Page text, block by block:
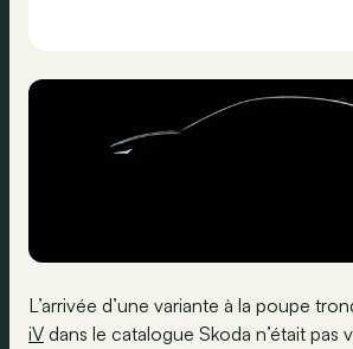
L’arrivée d’une variante à la poupe
iV dans le catalogue Skoda n’était pas